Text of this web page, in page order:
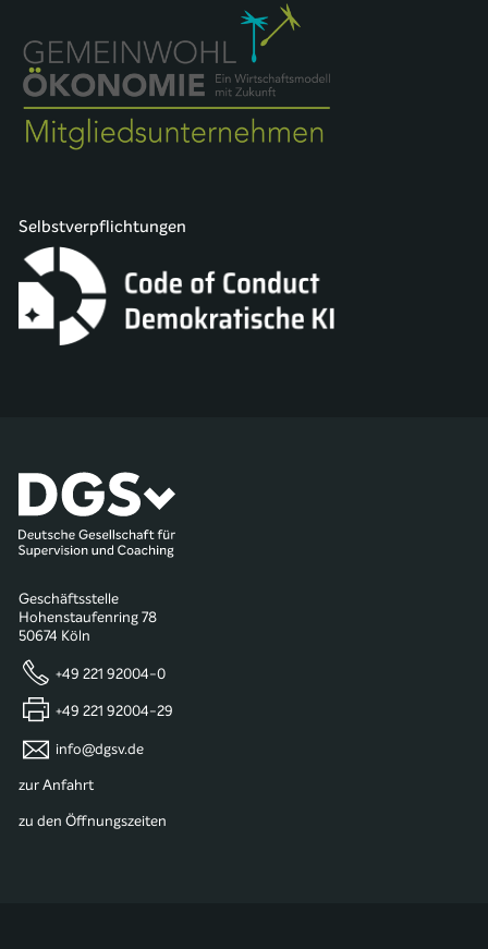
Selbstverpflichtungen
Geschäftsstelle
Hohenstaufenring 78
50674 Köln
+49 221 92004-0
+49 221 92004-29
info@dgsv.de
zur Anfahrt
zu den Öffnungszeiten